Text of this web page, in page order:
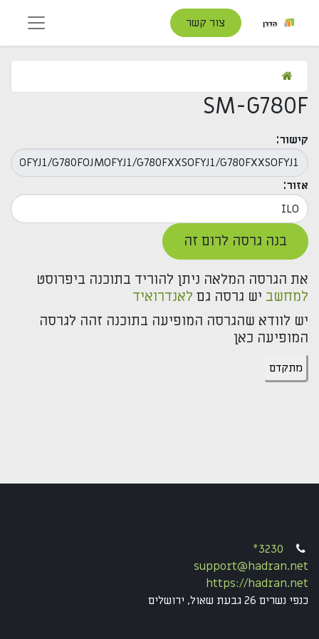
צור קשר
SM-G780F
קישור:
אזור:
בנה גרסה לרום זה
את הגרסה המלאה ניתן להוריד בתוכנה ביפרוסט
למחשב יש גרסה גם לאנדרואיד
יש לוודא שהגרסה המופיעה בתוכנה זהה לגרסה
המופיעה כאן
מתקדם
*3230
support@hadran.net
https://hadran.net
כנפי נשרים 26 גבעת שאול, ירושלים